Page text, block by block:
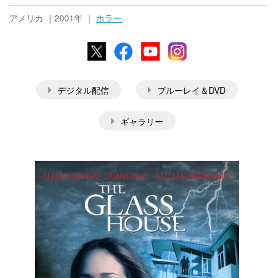
アメリカ ｜2001年 ｜ ホラー
X FacebookYouTubeInstagram
デジタル配信 ブルーレイ＆DVD
ギャラリー